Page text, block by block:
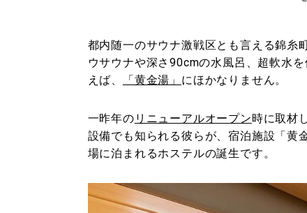
都内随一のサウナ激戦区とも言える錦糸
ウサウナや深さ90cmの水風呂、超軟水
えば、
「黄金湯」 にほかなりません。
一昨年の リニューアルオープン時に取材
設備でも知られる彼らが、宿泊施設「黄
場に泊まれるホステルの誕生です。